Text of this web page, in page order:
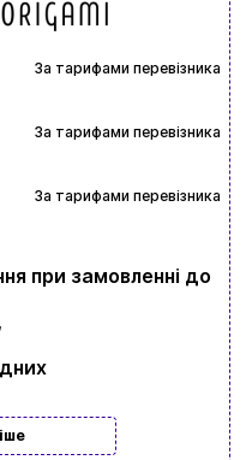
За тарифами перевізника
За тарифами перевізника
За тарифами перевізника
при замовленні до